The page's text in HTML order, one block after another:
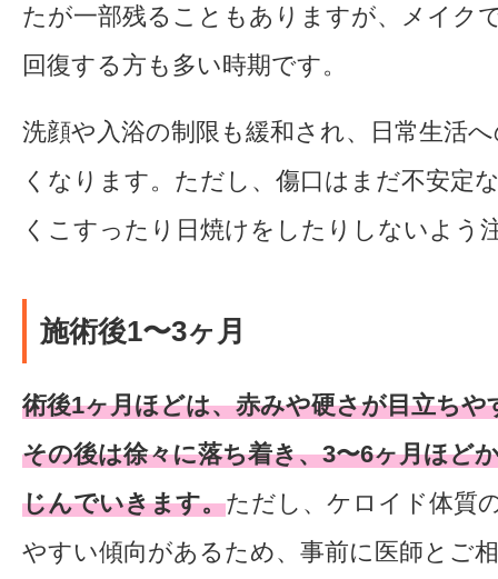
たが一部残ることもありますが、メイク
回復する方も多い時期です。
洗顔や入浴の制限も緩和され、日常生活
くなります。ただし、傷口はまだ不安定
くこすったり日焼けをしたりしないよう
施術後1〜3ヶ月
術後1ヶ月ほどは、赤みや硬さが目立ちや
その後は徐々に落ち着き、3〜6ヶ月ほど
じんでいきます。ただし、ケロイド体質
やすい傾向があるため、事前に医師とご